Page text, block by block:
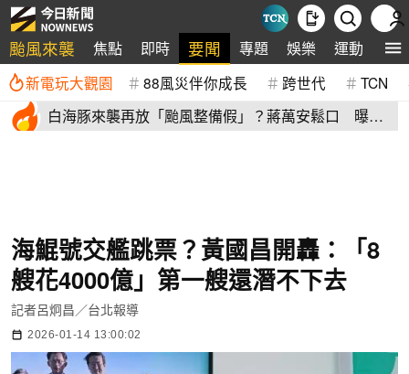
颱風來襲 焦點 即時 要聞 專題 娛樂 運動 全
新電玩大觀園 88風災伴你成長 跨世代 TCN
白海豚來襲再放「颱風整備假」？蔣萬安鬆口 曝這2
海鯤號交艦跳票？黃國昌開轟：「8
艘花4000億」第一艘還潛不下去
記者呂炯昌／台北報導
2026-01-14 13:00:02